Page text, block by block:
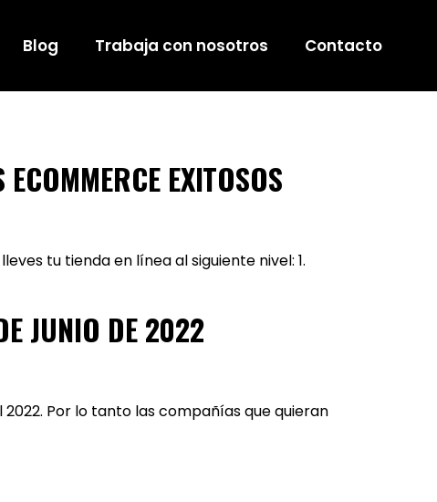
Blog Trabaja con nosotros Contacto
EXITOSOS
tu tienda en línea al siguiente nivel: 1.
JUNIO DE 2022
Por lo tanto las compañías que quieran